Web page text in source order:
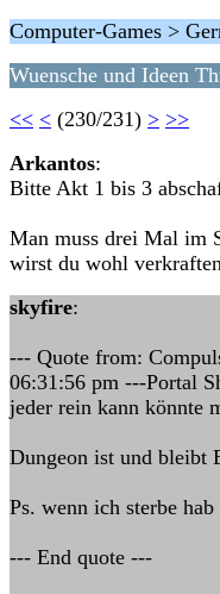
Computer-Games >
Wuensche und Ideen
<< < (230/231) > >>
Arkantos:
Bitte Akt 1 bis 3
Man muss drei Mal im
wirst du wohl
skyfire:
--- Quote from:
06:31:56 pm ---Portal
jeder rein kann könnte
Dungeon ist und bleibt
Ps. wenn ich sterbe
--- End quote ---